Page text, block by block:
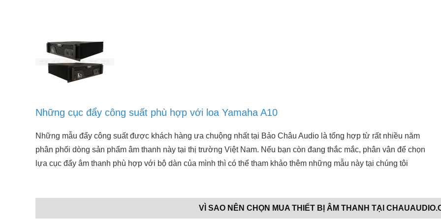
Những cục đẩy công suất phù hợp với loa Yamaha A10
Những mẫu đẩy công suất được khách hàng ưa chuộng nhất tại Bảo Châu Audio là tổng hợp từ rất nhiều năm
phân phối dòng sản phẩm âm thanh này tại thị trường Việt Nam. Nếu bạn còn đang thắc mắc, phân vân để chọn
lựa cục đẩy âm thanh phù hợp với bộ dàn của mình thì có thể tham khảo thêm những mẫu này tại chúng tôi
VÌ SAO NÊN CHỌN MUA THIẾT BỊ ÂM THANH TẠI